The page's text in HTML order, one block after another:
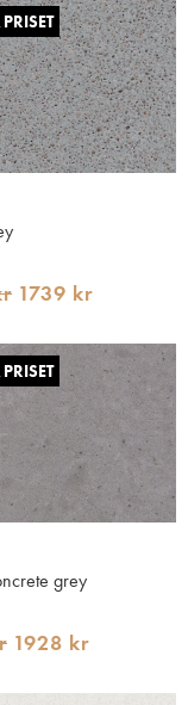
1739 kr
grey
1928 kr